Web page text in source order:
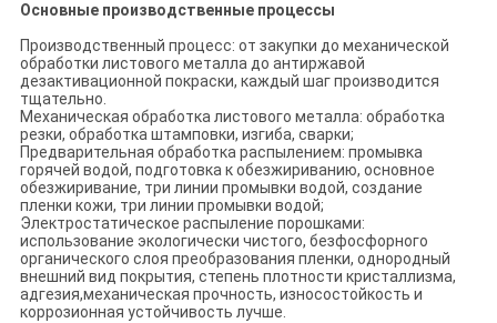
Основные производственные процессы
Производственный процесс: от закупки до механической
обработки листового металла до антиржавой
дезактивационной покраски, каждый шаг производится
тщательно.
Механическая обработка листового металла: обработка
резки, обработка штамповки, изгиба, сварки;
Предварительная обработка распылением: промывка
горячей водой, подготовка к обезжириванию, основное
обезжиривание, три линии промывки водой, создание
пленки кожи, три линии промывки водой;
Электростатическое распыление порошками:
использование экологически чистого, безфосфорного
органического слоя преобразования пленки, однородный
внешний вид покрытия, степень плотности кристаллизма,
адгезия,механическая прочность, износостойкость и
коррозионная устойчивость лучше.